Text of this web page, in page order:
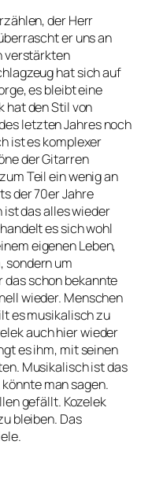
der Herr
er uns an
verstärkten
hat sich auf
es bleibt eine
hat den Stil von
letzten Jahres noch
ist es komplexer
der Gitarren
Teil ein wenig an
der 70er Jahre
das alles wieder
es sich wohl
eigenen Leben,
sondern um
schon bekannte
wieder. Menschen
es musikalisch zu
auch hier wieder
es ihm, mit seinen
Musikalisch ist das
man sagen.
gefällt. Kozelek
bleiben. Das